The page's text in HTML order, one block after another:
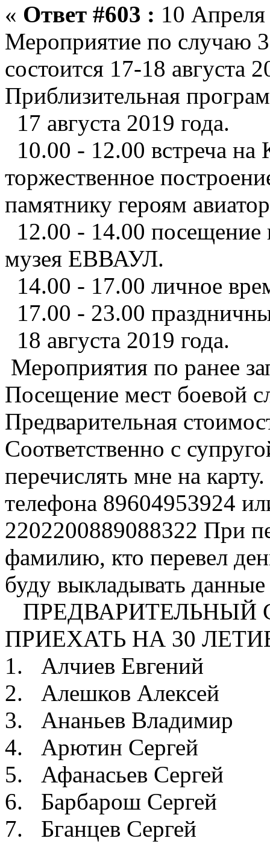
« Ответ #603 : 10
Мероприятие по случаю
состоится 17-18 августа
Приблизительная
17 августа 2019 года.
10.00 - 12.00 встреча
торжественное
памятнику героям
12.00 - 14.00 посещение
музея ЕВВАУЛ.
14.00 - 17.00 личное
17.00 - 23.00
18 августа 2019 года.
Мероприятия по ранее
Посещение мест боевой
Предварительная
Соответственно с
перечислять мне на
телефона 89604953924
2202200889088322 При
фамилию, кто перевел
буду выкладывать данные
ПРИЕХАТЬ НА 30
1. Алчиев
2. Алешков
3. Ананьев
4. Арютин
5. Афанасьев
6. Барбарош
7. Бганцев